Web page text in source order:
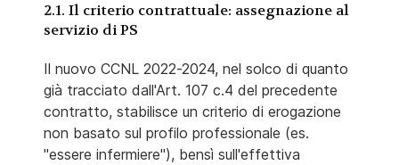
2.1. Il criterio contrattuale: assegnazione al
servizio di PS
Il nuovo CCNL 2022-2024, nel solco di quanto
già tracciato dall'Art. 107 c.4 del precedente
contratto, stabilisce un criterio di erogazione
non basato sul profilo professionale (es.
"essere infermiere"), bensì sull'effettiva